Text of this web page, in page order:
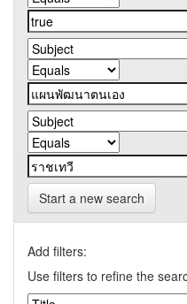
Start a new search
Add filters:
Use filters to refine the